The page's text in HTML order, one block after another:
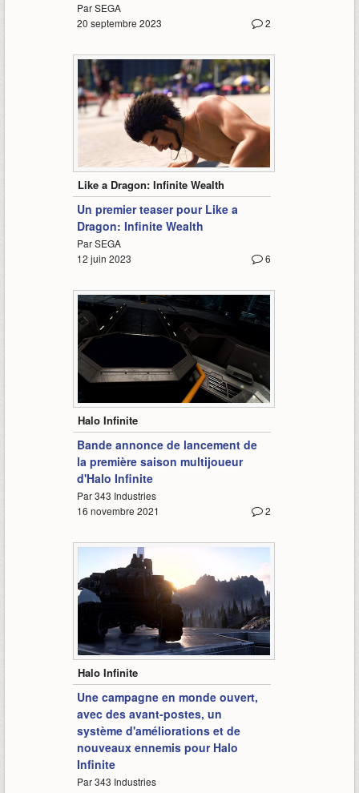
Par SEGA
2
20 septembre 2023
Like a Dragon: Infinite Wealth
Un premier teaser pour Like a
Dragon: Infinite Wealth
Par SEGA
6
12 juin 2023
1:45
Halo Infinite
Bande annonce de lancement de
la première saison multijoueur
d'Halo Infinite
Par 343 Industries
2
16 novembre 2021
6:21
Halo Infinite
Une campagne en monde ouvert,
avec des avant-postes, un
système d'améliorations et de
nouveaux ennemis pour Halo
Infinite
Par 343 Industries